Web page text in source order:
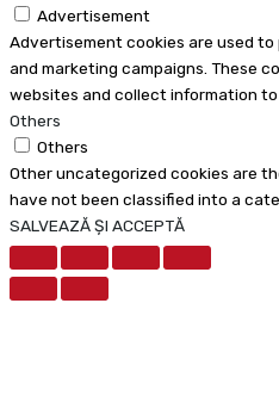
Advertisement
Advertisement cookies are used
and marketing campaigns. These
websites and collect information to
Others
Others
Other uncategorized cookies are
have not been classified into a
SALVEAZĂ ȘI ACCEPTĂ